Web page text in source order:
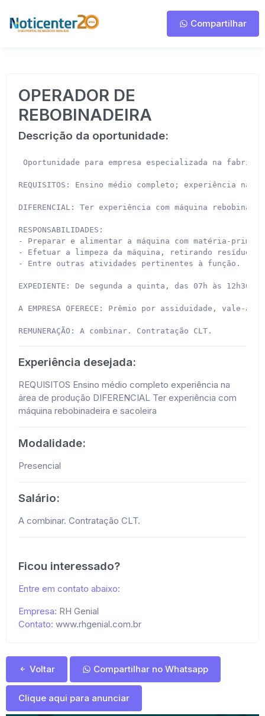
Compartilhar
OPERADOR DE
REBOBINADEIRA
Descrição da oportunidade:
Oportunidade para empresa especializada na
REQUISITOS: Ensino médio completo; experiência na
DIFERENCIAL: Ter experiência com máquina
RESPONSABILIDADES:
- Preparar e alimentar a máquina com matéria-prima
- Efetuar a limpeza da máquina, retirando resíduos e
- Entre outras atividades pertinentes à função.
EXPEDIENTE: De segunda a quinta, das 07h às
A EMPRESA OFERECE: Prêmio por assiduidade,
REMUNERAÇÃO: A combinar. Contratação CLT.
Experiência desejada:
REQUISITOS Ensino médio completo experiência na
área de produção DIFERENCIAL Ter experiência com
máquina rebobinadeira e sacoleira
Modalidade:
Presencial
Salário:
A combinar. Contratação CLT.
Ficou interessado?
Entre em contato abaixo:
Empresa: RH Genial
Contato: www.rhgenial.com.br
Voltar Compartilhar no Whatsapp
Clique aqui para anunciar